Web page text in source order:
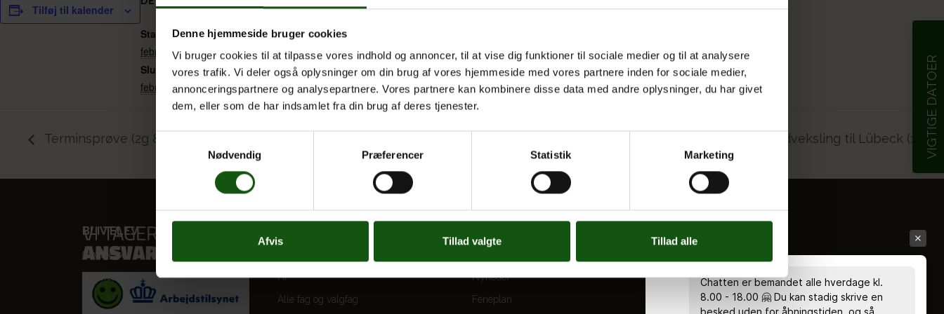
Denne hjemmeside bruger cookies
Vi bruger cookies til at tilpasse vores indhold og annoncer, til at vise dig funktioner til sociale medier og til at analysere
vores trafik. Vi deler også oplysninger om din brug af vores hjemmeside med vores partnere inden for sociale medier,
annonceringspartnere og analysepartnere. Vores partnere kan kombinere disse data med andre oplysninger, du har givet
dem, eller som de har indsamlet fra din brug af deres tjenester.
Samtykkevalg
Nødvendig
Præferencer Statistik Marketing
Afvis Tillad valgte Tillad alle
VIGTIGE DATOER
Tilføj til kalender
Start:
februar 23 @ 0:00
Slut:
februar 25 @ 0:00
Terminsprøve (2g & 1hf) Udveksling til Lübeck (1g)
BLIV ELEV
Optagelse
Til forældre
HF
Alle fag og valgfag
Nyheder
Ferieplan
Chatten er bemandet alle hverdage kl.
8.00 - 18.00 🤗 Du kan stadig skrive en
besked uden for åbningstiden, og så